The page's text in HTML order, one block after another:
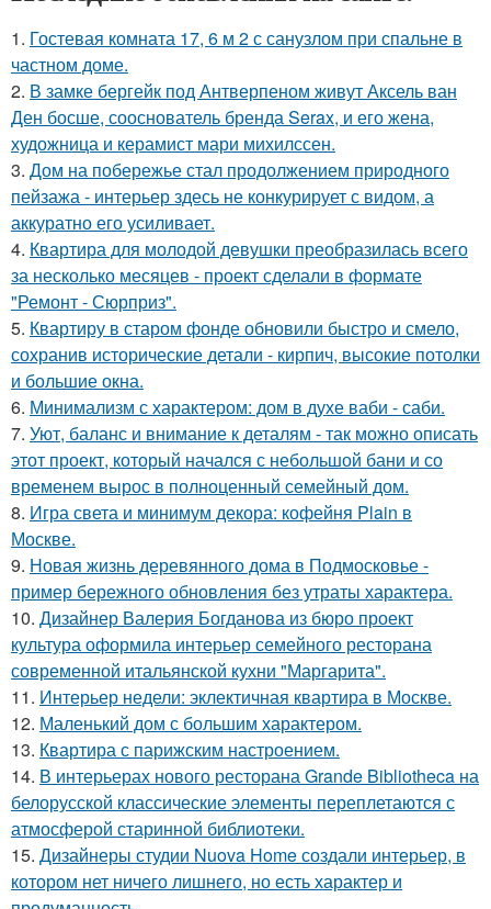
1. Гостевая комната 17, 6 м 2 с санузлом при спальне в
частном доме.
2. В замке бергейк под Антверпеном живут Аксель ван
Ден босше, сооснователь бренда Serax, и его жена,
художница и керамист мари михилссен.
3. Дом на побережье стал продолжением природного
пейзажа - интерьер здесь не конкурирует с видом, а
аккуратно его усиливает.
4. Квартира для молодой девушки преобразилась всего
за несколько месяцев - проект сделали в формате
"Ремонт - Сюрприз".
5. Квартиру в старом фонде обновили быстро и смело,
сохранив исторические детали - кирпич, высокие потолки
и большие окна.
6. Минимализм с характером: дом в духе ваби - саби.
7. Уют, баланс и внимание к деталям - так можно описать
этот проект, который начался с небольшой бани и со
временем вырос в полноценный семейный дом.
8. Игра света и минимум декора: кофейня Plain в
Москве.
9. Новая жизнь деревянного дома в Подмосковье -
пример бережного обновления без утраты характера.
10. Дизайнер Валерия Богданова из бюро проект
культура оформила интерьер семейного ресторана
современной итальянской кухни "Маргарита".
11. Интерьер недели: эклектичная квартира в Москве.
12. Маленький дом с большим характером.
13. Квартира с парижским настроением.
14. В интерьерах нового ресторана Grande Bibliotheca на
белорусской классические элементы переплетаются с
атмосферой старинной библиотеки.
15. Дизайнеры студии Nuova Home создали интерьер, в
котором нет ничего лишнего, но есть характер и